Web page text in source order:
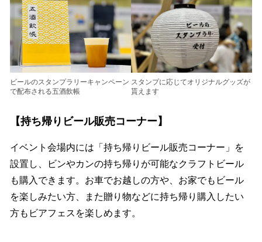
ビールのスタンプラリーキャンペーン
で配布される五酒飲帳
スタンプに応じてオリジナルグッズが
貰えます
【持ち帰りビール販売コーナー】
イベント会場内には「持ち帰りビール販売コーナー」を
設置し、ビンやカンの持ち帰りが可能なクラフトビール
も購入できます。お車でお越しの方や、お家でもビール
を楽しみたい方、また贈り物などに持ち帰り購入したい
方もビアフェスを楽しめます。